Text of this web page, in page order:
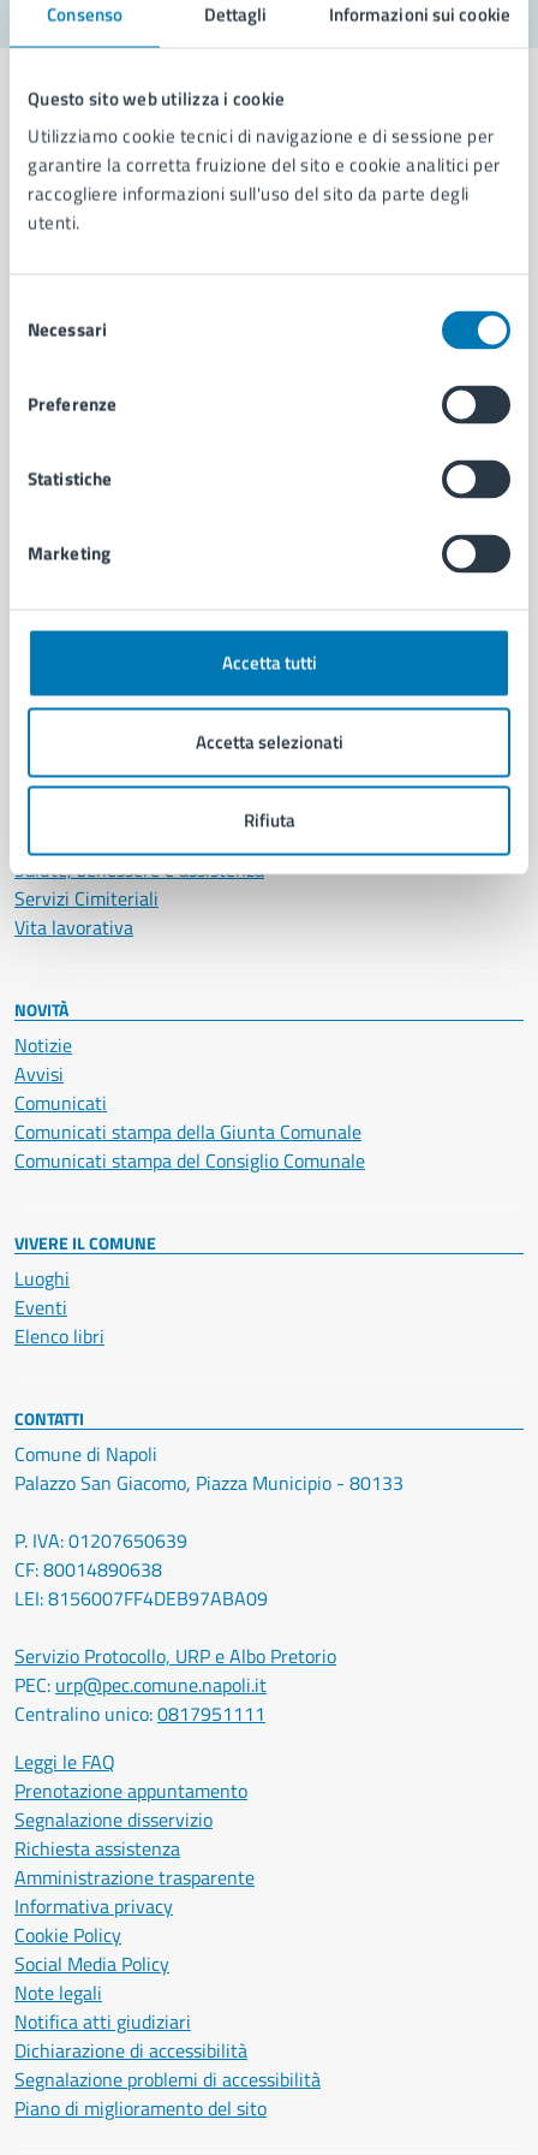
Consenso Dettagli Informazioni sui cookie
Questo sito web utilizza i cookie
Utilizziamo cookie tecnici di navigazione e di sessione per
garantire la corretta fruizione del sito e cookie analitici per
raccogliere informazioni sull'uso del sito da parte degli
utenti.
delNecessari
Preferenze
Statistiche
Marketing
Accetta tutti
Accetta selezionati
Rifiuta
Comune di Napoli
Organi di governo
Enti e fondazioni
Documenti e dati
Ambiente
Autorizzazioni
Documenti e certificati
Educazione e formazione
Giustizia e sicurezza pubblica
Salute, benessere e assistenza
Servizi Cimiteriali
Vita lavorativa
NOVITÀ
Notizie
Avvisi
Comunicati
Comunicati stampa della Giunta Comunale
Comunicati stampa del Consiglio Comunale
VIVERE IL COMUNE
Luoghi
Eventi
Elenco libri
CONTATTI
Comune di Napoli
Palazzo San Giacomo, Piazza Municipio - 80133
P. IVA: 01207650639
CF: 80014890638
LEI: 8156007FF4DEB97ABA09
Servizio Protocollo, URP e Albo Pretorio
PEC: urp@pec.comune.napoli.it
Centralino unico:0817951111
Leggi le FAQ
Prenotazione appuntamento
Segnalazione disservizio
Richiesta assistenza
Amministrazione trasparente
Informativa privacy
Cookie Policy
Social Media Policy
Note legali
Notifica atti giudiziari
Dichiarazione di accessibilità
Segnalazione problemi di accessibilità
Piano di miglioramento del sito